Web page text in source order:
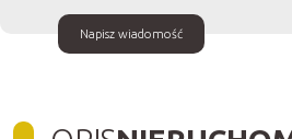
Napisz wiadomość